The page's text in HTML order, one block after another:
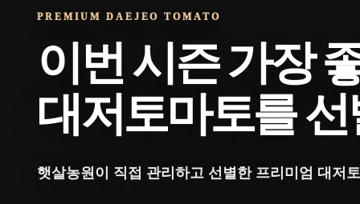
PREMIUM DAEJEO TOMATO
이번 시즌 가장
대저토마토를
햇살농원이 직접 관리하고 선별한 프리미엄 대저